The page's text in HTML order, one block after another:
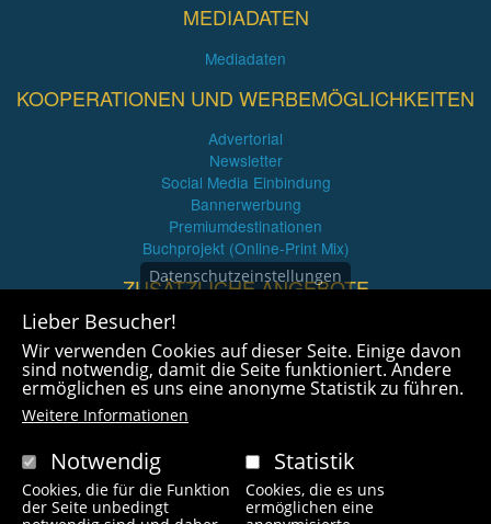
MEDIADATEN
Mediadaten
KOOPERATIONEN UND WERBEMÖGLICHKEITEN
Advertorial
Newsletter
Social Media Einbindung
Bannerwerbung
Premiumdestinationen
Buchprojekt (Online-Print Mix)
ZUSÄTZLICHE ANGEBOTE
Imagefilme und mehr
360° x 360° Fotografie
Copyright © 2021 radlfreak.de. Alle Rechte vorbehalten.
Datenschutzeinstellungen
Lieber Besucher!
Wir verwenden Cookies auf dieser Seite. Einige davon
sind notwendig, damit die Seite funktioniert. Andere
ermöglichen es uns eine anonyme Statistik zu führen.
Weitere Informationen
Notwendig
Cookies, die für die Funktion
der Seite unbedingt
Statistik
Cookies, die es uns
ermöglichen eine